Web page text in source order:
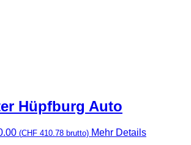
Hüpfburg Auto
(CHF 410.78 brutto) Mehr Details